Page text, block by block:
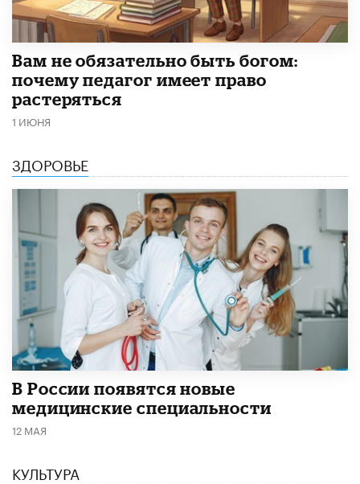
​Вам не обязательно быть богом:
почему педагог имеет право
растеряться
1 ИЮНЯ
ЗДОРОВЬЕ
В России появятся новые
медицинские специальности
12 МАЯ
КУЛЬТУРА